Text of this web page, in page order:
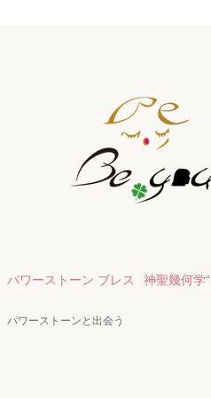
パワーストーン ブレス
パワーストーンと出会う
神聖幾何学